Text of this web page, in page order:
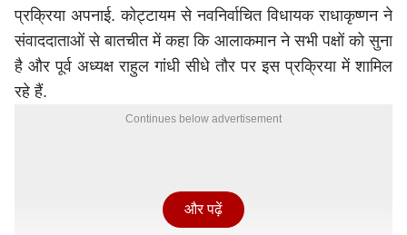
प्रक्रिया अपनाई. कोट्टायम से नवनिर्वाचित विधायक राधाकृष्णन ने
संवाददाताओं से बातचीत में कहा कि आलाकमान ने सभी पक्षों को सुना
है और पूर्व अध्यक्ष राहुल गांधी सीधे तौर पर इस प्रक्रिया में शामिल
रहे हैं.
Continues below advertisement
और पढ़ें